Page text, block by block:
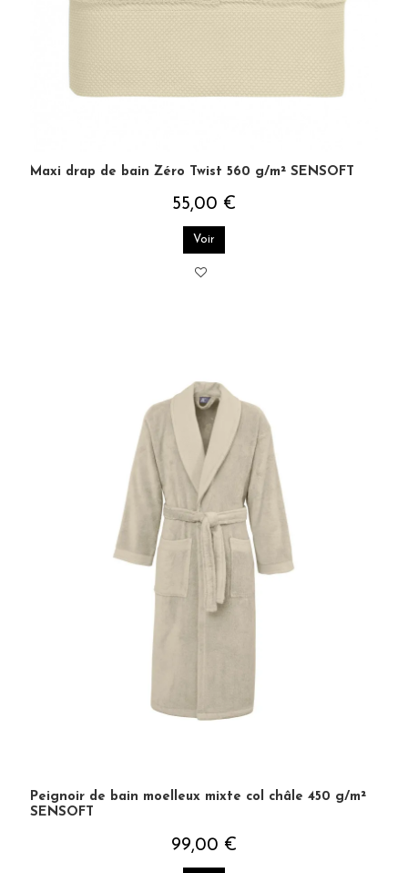
Maxi drap de bain Zéro Twist 560 g/m² SENSOFT
55,00 €
Voir
Peignoir de bain moelleux mixte col châle 450 g/m²
SENSOFT
99,00 €